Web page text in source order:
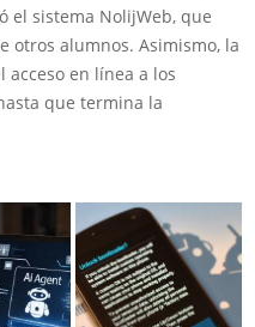
el sistema NolijWeb, que
otros alumnos. Asimismo, la
en línea a los
que termina la